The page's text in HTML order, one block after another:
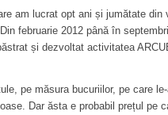
am lucrat opt ani și jumătate
februarie 2012 până în
și dezvoltat activitatea
pe măsura bucuriilor, pe care
Dar ăsta e probabil prețul pe